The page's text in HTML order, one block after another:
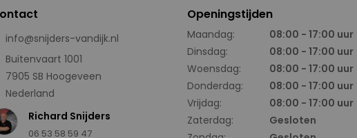
info@snijders-vandijk.nl
Buitenvaart 1001
7905 SB Hoogeveen
Nederland
Richard Snijders
06 53 58 59 47
Openingstijden
Maandag:
08:00 - 17:00 uur
Dinsdag:
08:00 - 17:00 uur
Woensdag:
08:00 - 17:00 uur
Donderdag:
08:00 - 17:00 uur
Vrijdag:
08:00 - 17:00 uur
Zaterdag:
Gesloten